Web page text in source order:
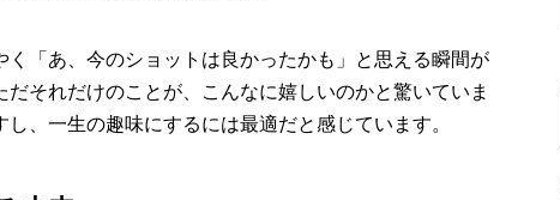
「あ、今のショットは良かったかも」と思える瞬間が
それだけのことが、こんなに嬉しいのかと驚いていま
、一生の趣味にするには最適だと感じています。